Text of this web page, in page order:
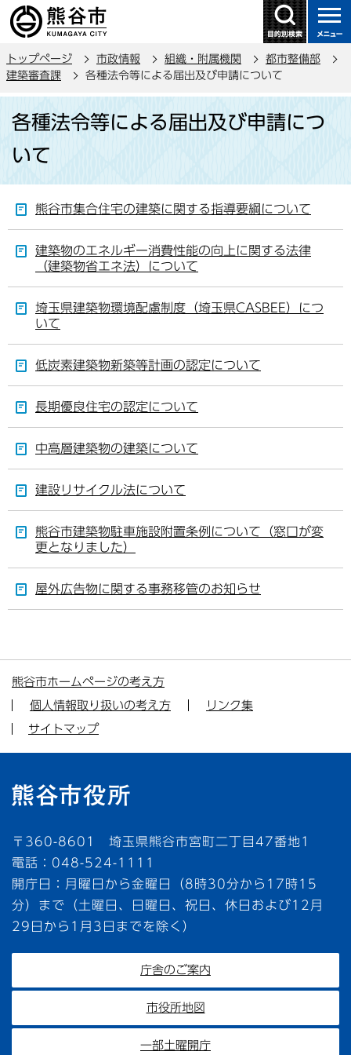
の
ー
す
トップページ 市政情報 組織・附属機関
都市整備部
建築審査課
各種法令等による届出及び申請について
か
各種法令等による届出及び申請につ
いて
熊谷市集合住宅の建築に関する指導要綱について
建築物のエネルギー消費性能の向上に関する法律
（建築物省エネ法）について
埼玉県建築物環境配慮制度（埼玉県CASBEE）につ
いて
低炭素建築物新築等計画の認定について
長期優良住宅の認定について
中高層建築物の建築について
建設リサイクル法について
熊谷市建築物駐車施設附置条例について（窓口が変
更となりました）
屋外広告物に関する事務移管のお知らせ
熊谷市ホームページの考え方
個人情報取り扱いの考え方
リンク集
サイトマップ
〒360-8601 埼玉県熊谷市宮町二丁目47番地1
電話：048-524-1111
開庁日：月曜日から金曜日（8時30分から17時15
分）まで（土曜日、日曜日、祝日、休日および12月
29日から1月3日までを除く）
庁舎のご案内
市役所地図
一部土曜開庁